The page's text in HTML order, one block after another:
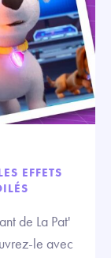
EFFETS
de La Pat'
le avec